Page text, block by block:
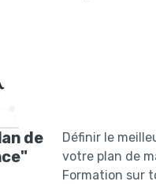
de
Définir le
votre plan de
Formation sur